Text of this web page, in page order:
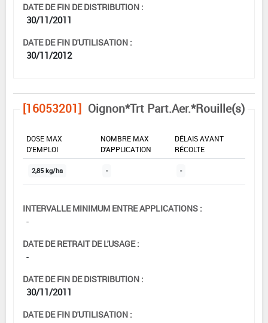
DATE DE FIN DE DISTRIBUTION :
30/11/2011
DATE DE FIN D'UTILISATION :
30/11/2012
[16053201] Oignon*Trt Part.Aer.*Rouille(s)
DOSE MAX
D'EMPLOI
NOMBRE MAX
D'APPLICATION
DÉLAIS AVANT
RÉCOLTE
2,85 kg/ha - -
INTERVALLE MINIMUM ENTRE APPLICATIONS :
-
DATE DE RETRAIT DE L'USAGE :
-
DATE DE FIN DE DISTRIBUTION :
30/11/2011
DATE DE FIN D'UTILISATION :